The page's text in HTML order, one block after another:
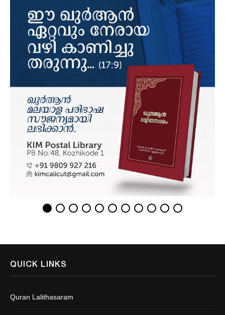
QUICK LINKS
Quran Lalithasaram